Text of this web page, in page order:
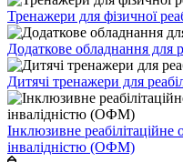
Тренажери для фізичної
Додаткове обладнання для
Дитячі тренажери для
Інклюзивне реабілітаційне
інвалідністю (ОФМ)